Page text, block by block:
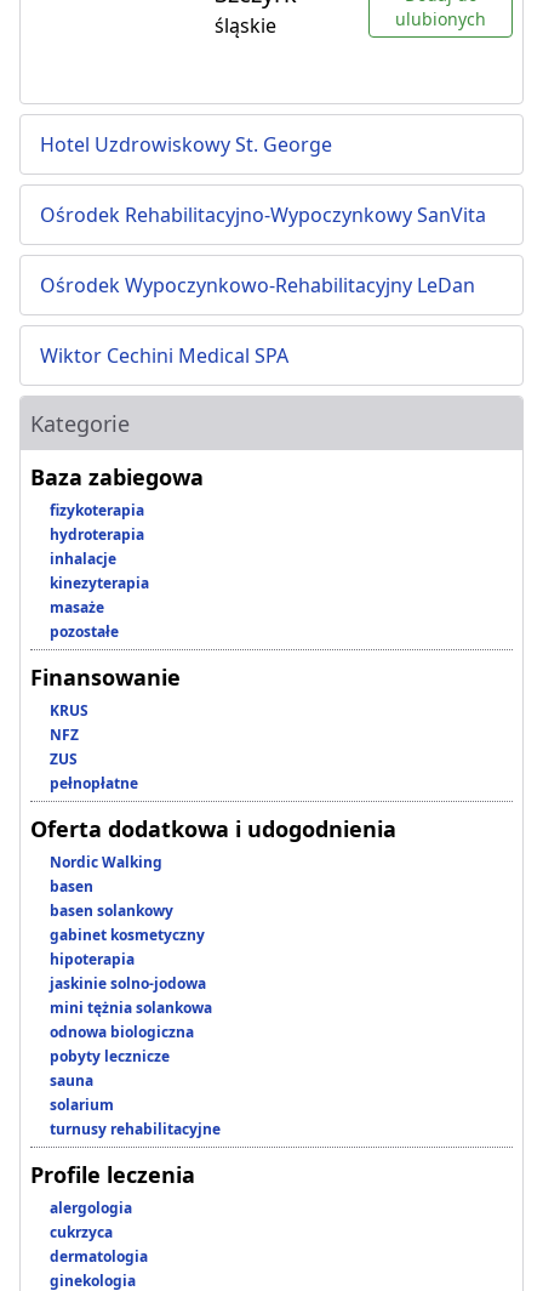
śląskie
ulubionych
Hotel Uzdrowiskowy St. George
Ośrodek Rehabilitacyjno-Wypoczynkowy SanVita
Ośrodek Wypoczynkowo-Rehabilitacyjny LeDan
Wiktor Cechini Medical SPA
Kategorie
Baza zabiegowa
fizykoterapia
hydroterapia
inhalacje
kinezyterapia
masaże
pozostałe
Finansowanie
KRUS
NFZ
ZUS
pełnopłatne
Oferta dodatkowa i udogodnienia
Nordic Walking
basen
basen solankowy
gabinet kosmetyczny
hipoterapia
jaskinie solno-jodowa
mini tężnia solankowa
odnowa biologiczna
pobyty lecznicze
sauna
solarium
turnusy rehabilitacyjne
Profile leczenia
alergologia
cukrzyca
dermatologia
ginekologia